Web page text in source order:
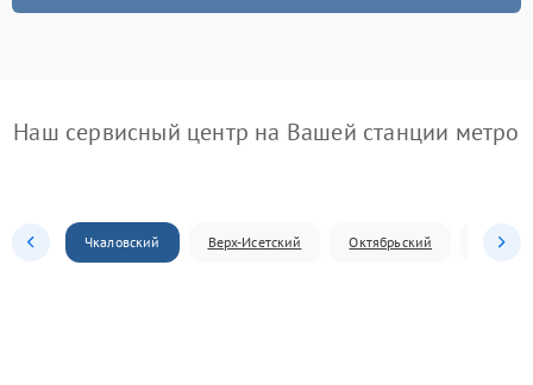
Наш сервисный центр на Вашей станции метро
Чкаловский Верх-Исетский Октябрьский